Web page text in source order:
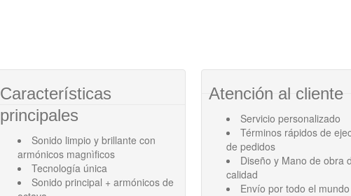
Características
principales
Sonido limpio y brillante con
armónicos magnìficos
Tecnología única
Sonido principal + armónicos de
Atención al cliente
Servicio personalizado
Términos rápidos de
de pedidos
Diseño y Mano de obra
calidad
Envío por todo el